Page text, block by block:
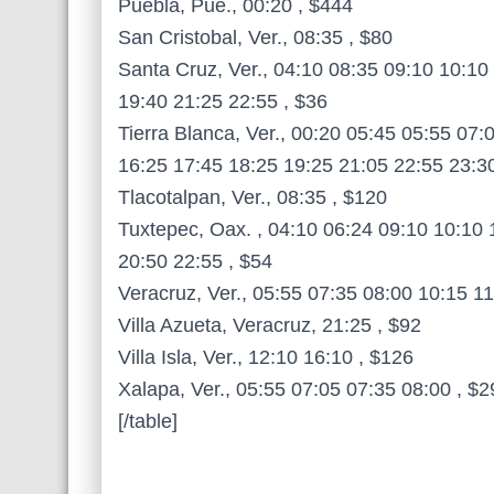
Puebla, Pue., 00:20 , $444
San Cristobal, Ver., 08:35 , $80
Santa Cruz, Ver., 04:10 08:35 09:10
19:40 21:25 22:55 , $36
Tierra Blanca, Ver., 00:20 05:45 05:55
16:25 17:45 18:25 19:25 21:05 22:55
Tlacotalpan, Ver., 08:35 , $120
Tuxtepec, Oax. , 04:10 06:24 09:10
20:50 22:55 , $54
Veracruz, Ver., 05:55 07:35 08:00 10:15
Villa Azueta, Veracruz, 21:25 , $92
Villa Isla, Ver., 12:10 16:10 , $126
Xalapa, Ver., 05:55 07:05 07:35 08:00 ,
[/table]